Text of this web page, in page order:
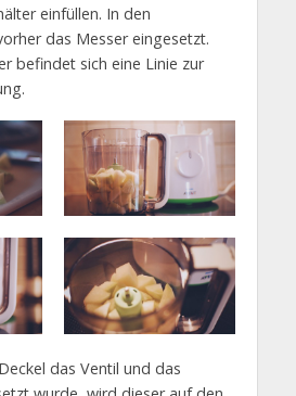
einfüllen. In den
das Messer eingesetzt.
befindet sich eine Linie zur
das Ventil und das